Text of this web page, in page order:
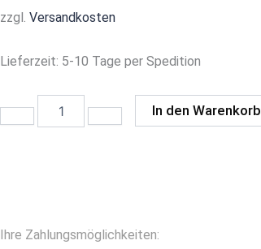
zzgl. Versandkosten
Lieferzeit: 5-10 Tage per Spedition
Mojito
In den Warenkorb
Ihre Zahlungsmöglichkeiten: